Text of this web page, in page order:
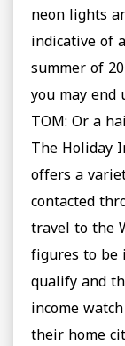
neon lights
indicative of
summer of
you may
TOM: Or a
The Holiday
offers a
contacted
travel to the
figures to be
qualify and
income
their home